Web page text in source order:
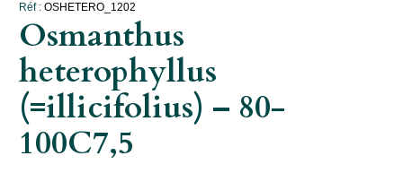
Réf : OSHETERO_1202
Osmanthus
heterophyllus
(=illicifolius) – 80-
100C7,5